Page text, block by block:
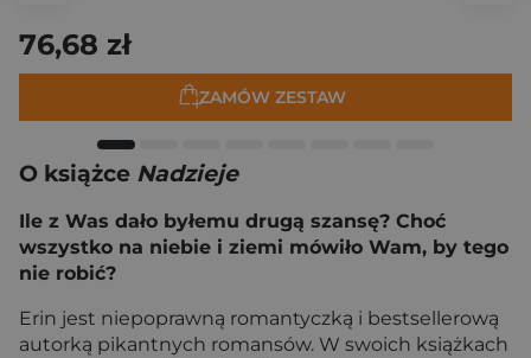
76,68 zł
ZAMÓW ZESTAW
O książce Nadzieje
Ile z Was dało byłemu drugą szansę? Choć
wszystko na niebie i ziemi mówiło Wam, by tego
nie robić?
Erin jest niepoprawną romantyczką i bestsellerową
autorką pikantnych romansów. W swoich książkach